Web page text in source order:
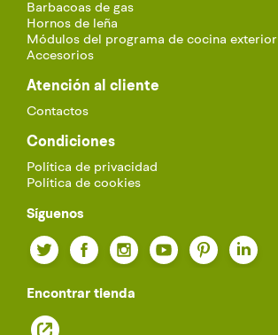
Barbacoas de gas
Hornos de leña
Módulos del programa de cocina exterior
Accesorios
Atención al cliente
Contactos
Condiciones
Política de privacidad
Política de cookies
Síguenos
Facebook
Twitter YouTubePinterest
Instagram
Encontrar tienda